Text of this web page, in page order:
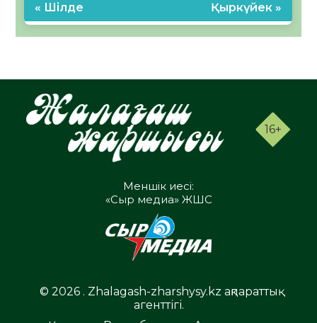
« Шілде Қыркүйек »
16+
Меншік иесі:
«Сыр медиа» ЖШС
© 2026 . Zhalagash-zharshysy.kz ақпараттық
агенттігі.